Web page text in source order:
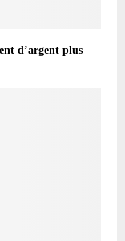
d’argent plus